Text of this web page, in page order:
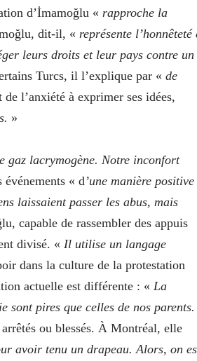
d’İmamoğlu « rapproche la
dit-il, « représente l’honnêteté
leurs droits et leur pays contre un
Turcs, il l’explique par « de
l’anxiété à exprimer ses idées,
»
gaz lacrymogène. Notre inconfort
« d’une manière positive
laissaient passer les abus, mais
capable de rassembler des appuis
divisé. « Il utilise un langage
dans la culture de la protestation
actuelle est différente : « La
sont pires que celles de nos
ou blessés. À Montréal, elle
avoir tenu un drapeau. Alors, on